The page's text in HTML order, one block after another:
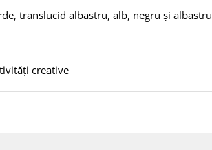
translucid albastru, alb, negru și albastru
creative